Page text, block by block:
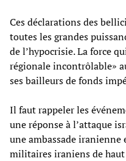
Ces déclarations des
toutes les grandes
de l’hypocrisie. La force
régionale incontrôlable»
ses bailleurs de fonds
Il faut rappeler les
une réponse à l’attaque
une ambassade
militaires iraniens de